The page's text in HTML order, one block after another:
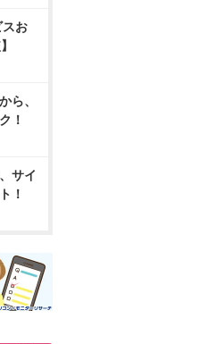
お
ら、
！
サイ
！